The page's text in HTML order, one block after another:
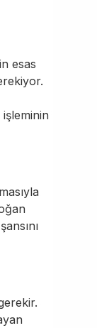
esas